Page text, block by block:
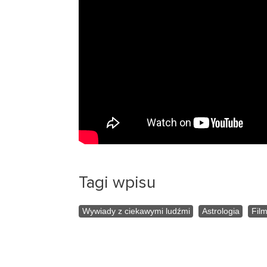
Tagi wpisu
Wywiady z ciekawymi ludźmi Astrologia